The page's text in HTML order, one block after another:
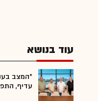
עוד בנושא
"המצב
עדיף,